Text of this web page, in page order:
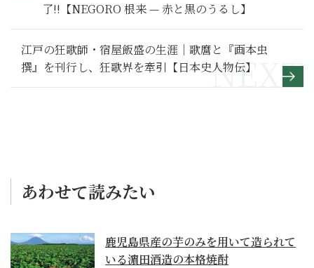
了!!【NEGORO 根来 — 赤と黒のうるし】
江戸の狂歌師・宿屋飯盛の生涯｜歌麿と『画本虫
撰』を刊行し、狂歌界を牽引【日本史人物伝】
あわせて読みたい
鹿児島県産の芋のみを用いて造られて
いる濵田酒造の本格焼酎